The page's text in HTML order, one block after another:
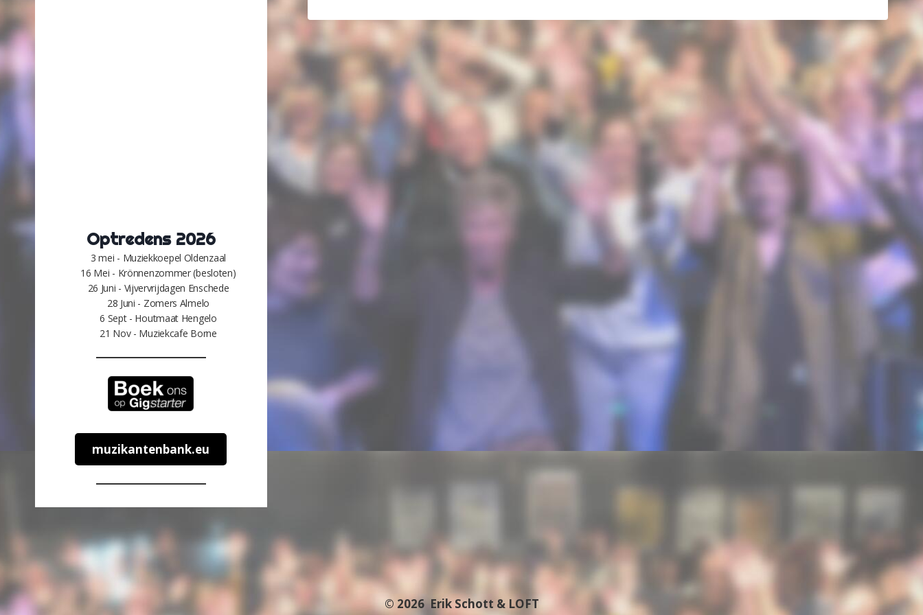
Optredens 2026
3 mei - Muziekkoepel Oldenzaal
16 Mei - Krönnenzommer (besloten)
26 Juni - Vijvervrijdagen Enschede
28 Juni - Zomers Almelo
6 Sept - Houtmaat Hengelo
21 Nov - Muziekcafe Borne
muzikantenbank.eu
© 2026 Erik Schott & LOFT